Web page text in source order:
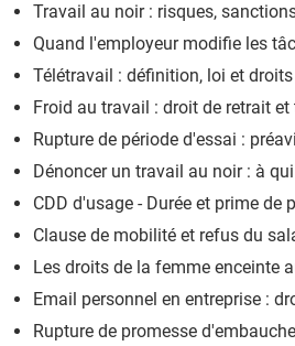
Travail au noir : risques,
Quand l'employeur modifie les
Télétravail : définition, loi et
Froid au travail : droit de retrait
Rupture de période d'essai :
Dénoncer un travail au noir : à
CDD d'usage - Durée et prime de
Clause de mobilité et refus du
Les droits de la femme enceinte
Email personnel en entreprise :
Rupture de promesse